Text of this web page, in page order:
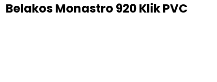
Belakos Monastro 920 Klik PVC